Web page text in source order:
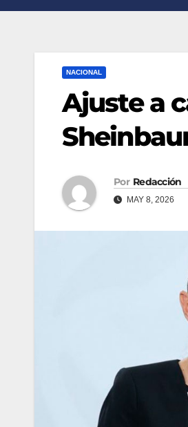
NACIONAL
Ajuste a
Por Redacción
MAY 8, 2026